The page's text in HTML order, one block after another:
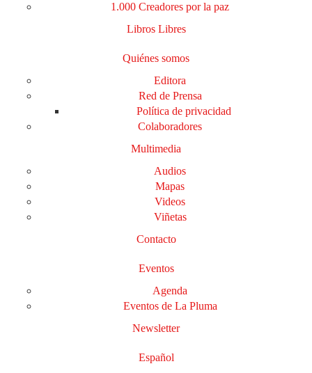
1.000 Creadores por la paz
Libros Libres
Quiénes somos
Editora
Red de Prensa
Política de privacidad
Colaboradores
Multimedia
Audios
Mapas
Videos
Viñetas
Contacto
Eventos
Agenda
Eventos de La Pluma
Newsletter
Español